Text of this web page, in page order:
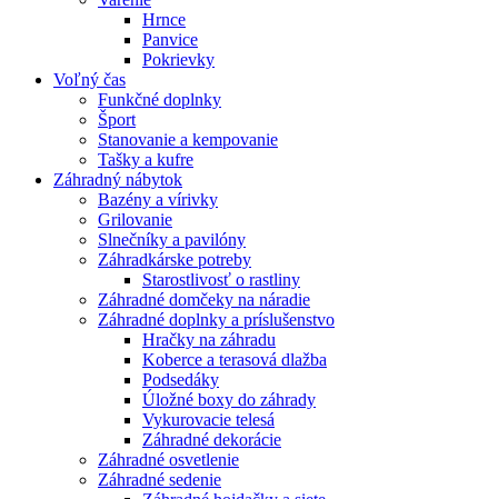
Hrnce
Panvice
Pokrievky
Voľný čas
Funkčné doplnky
Šport
Stanovanie a kempovanie
Tašky a kufre
Záhradný nábytok
Bazény a vírivky
Grilovanie
Slnečníky a pavilóny
Záhradkárske potreby
Starostlivosť o rastliny
Záhradné domčeky na náradie
Záhradné doplnky a príslušenstvo
Hračky na záhradu
Koberce a terasová dlažba
Podsedáky
Úložné boxy do záhrady
Vykurovacie telesá
Záhradné dekorácie
Záhradné osvetlenie
Záhradné sedenie